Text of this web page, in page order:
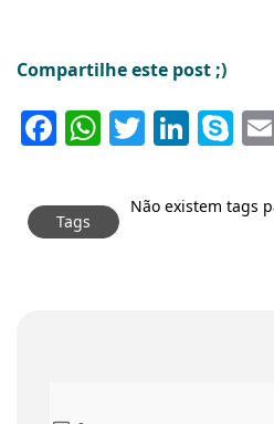
Compartilhe este post ;)
Facebook
WhatsApp
Twitter
Tags
Não existem tags